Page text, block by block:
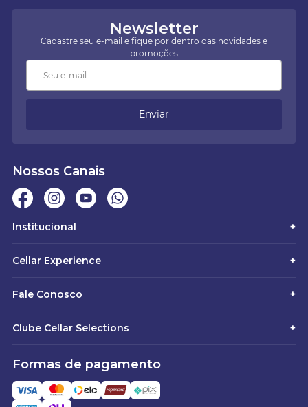
Newsletter
Cadastre seu e-mail e fique por dentro das novidades e
promoções
Enviar
Nossos Canais
Institucional +
Cellar Experience +
Fale Conosco +
Clube Cellar Selections +
Formas de pagamento